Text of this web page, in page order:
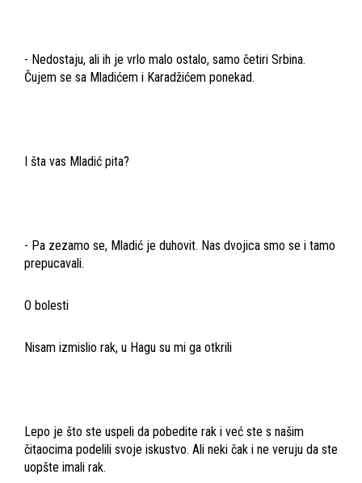
- Nedostaju, ali ih je vrlo malo ostalo, samo četiri Srbina.
Čujem se sa Mladićem i Karadžićem ponekad.
I šta vas Mladić pita?
- Pa zezamo se, Mladić je duhovit. Nas dvojica smo se i tamo
prepucavali.
O bolesti
Nisam izmislio rak, u Hagu su mi ga otkrili
Lepo je što ste uspeli da pobedite rak i već ste s našim
čitaocima podelili svoje iskustvo. Ali neki čak i ne veruju da ste
uopšte imali rak.